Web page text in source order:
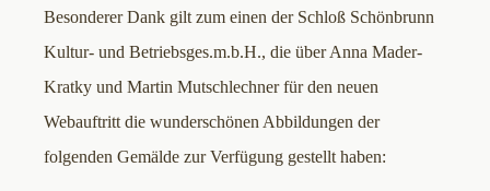
Besonderer Dank gilt zum einen der Schloß Schönbrunn
Kultur- und Betriebsges.m.b.H., die über Anna Mader-
Kratky und Martin Mutschlechner für den neuen
Webauftritt die wunderschönen Abbildungen der
folgenden Gemälde zur Verfügung gestellt haben: